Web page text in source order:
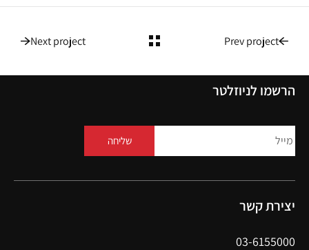
Prev project
Next project
הרשמו לניוזלטר
שליחה
יצירת קשר
03-6155000